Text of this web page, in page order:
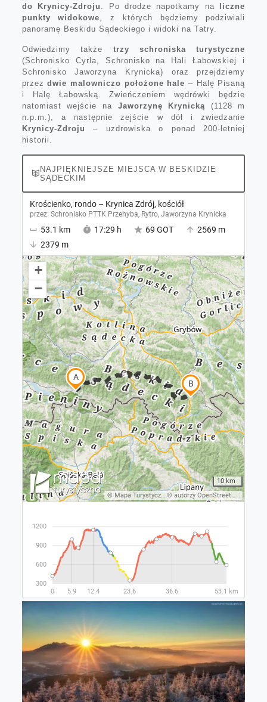
do Krynicy-Zdroju
. Po drodze napotkamy na
liczne
punkty widokowe , z których będziemy podziwiali
panoramę Beskidu Sądeckiego i widoki na Tatry.
Odwiedzimy także trzy schroniska turystyczne
(Schronisko Cyrla, Schronisko na Hali Łabowskiej i
Schronisko Jaworzyna Krynicka) oraz przejdziemy
przezdwie malowniczo położone hale – Halę Pisaną
i Halę Łabowską. Zwieńczeniem wędrówki będzie
natomiast wejście na Jaworzynę Krynicką (1128 m
n.p.m.), a następnie zejście w dół i zwiedzanie
Krynicy-Zdroju
– uzdrowiska o ponad 200-letniej
historii.
NAJPIĘKNIEJSZE MIEJSCA W BESKIDZIE
SĄDECKIM